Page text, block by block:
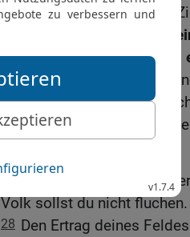
handeln; ihr sollt keinerlei
Wenn du den Mantel
sollst du ihn wiedergeben,
26 denn sein Mantel ist
Haut; worin soll er sonst
so werde ich ihn erhören;
Gebote der Gottesfurcht
27
Gott sollst du nicht
Volk sollst du nicht fluchen.
28 Den Ertrag deines